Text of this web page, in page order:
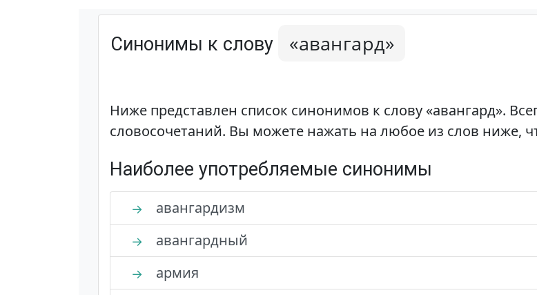
Синонимы к слову «авангард»
Ниже представлен список синонимов к слову «авангард».
словосочетаний. Вы можете нажать на любое из слов ниже,
Наиболее употребляемые синонимы
→ авангардизм
→ авангардный
→ армия